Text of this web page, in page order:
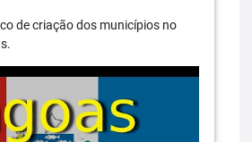
de criação dos municípios no